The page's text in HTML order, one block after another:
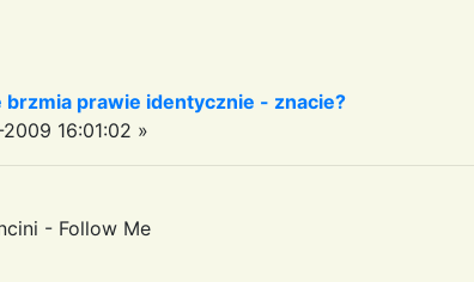
prawie identycznie - znacie?
16:01:02 »
- Follow Me